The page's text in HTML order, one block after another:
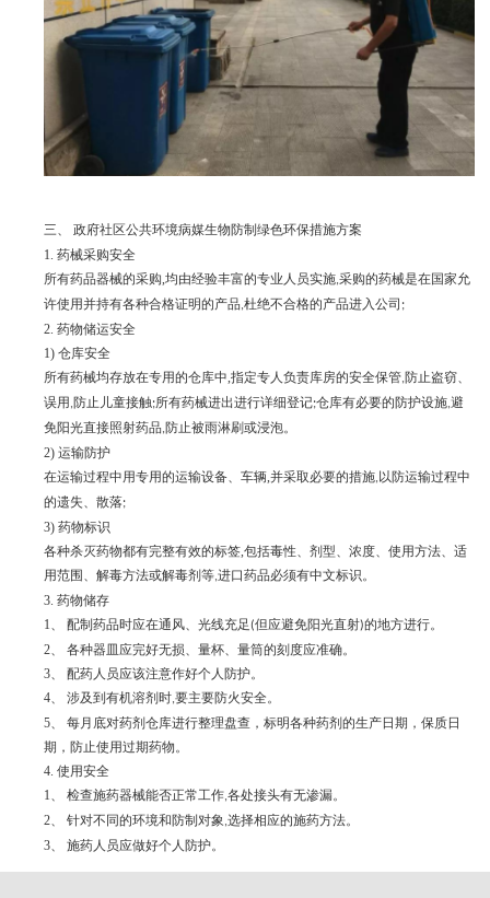
三、
政府社区公共环境病媒生物防制绿色环保措施方案
1. 药械采购安全
所有药品器械的采购 均由经验丰富的专业人员实施,采购的药械是在国家允
许使用并持有各种合格证明的产品,杜绝不合格的产品进入公司 ;
2. 药物储运安全
1) 仓库安全
所有药械均存放在专用的仓库中 指定专人负责库房的安全保管,防止盗窃、
误用,防止儿童接触;所有药械进出进行详细登记;仓库有必要的防护设施,避
免阳光直接照射药品,防止被雨淋刷或浸泡。
2) 运输防护
在运输过程中用专用的运输设备、车辆 并采取必要的措施,以防运输过程中
的遗失、散落;
3) 药物标识
各种杀灭药物都有完整有效的标签 包括毒性、剂型、浓度、使用方法、适
用范围、解毒方法或解毒剂等,进口药品必须有中文标识。
3. 药物储存
1、 配制药品时应在通风、光线充足 (但应避免阳光直射)的地方进行。
2、 各种器皿应完好无损、量杯、量筒的刻度应准确。
3、 配药人员应该注意作好个人防护。
4、 涉及到有机溶剂时,要主要防火安全。
5、 每月底对药剂仓库进行整理盘查，标明各种药剂的生产日期，保质日
期，防止使用过期药物。
4. 使用安全
1、 检查施药器械能否正常工作,各处接头有无渗漏。
2、 针对不同的环境和防制对象 ,选择相应的施药方法。
3、 施药人员应做好个人防护。